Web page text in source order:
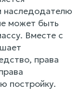
может быть
Вместе с
права
постройку.